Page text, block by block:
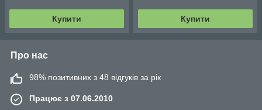
Купити Купити
Про нас
98% позитивних з 48 відгуків за рік
Працює з 07.06.2010